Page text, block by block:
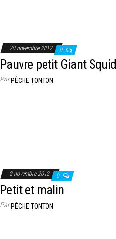
20 novembre 2012 0
Pauvre petit Giant Squid
ParPÊCHE TONTON
2 novembre 2012 0
Petit et malin
ParPÊCHE TONTON